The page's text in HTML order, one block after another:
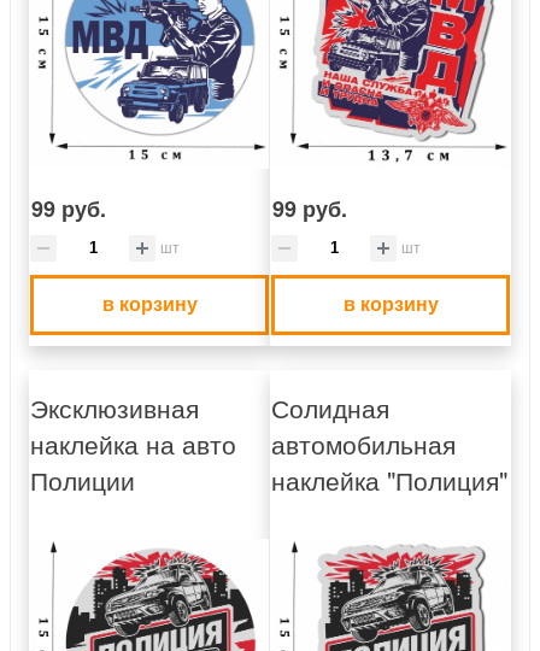
99 руб.
шт
в корзину
99 руб.
шт
в корзину
Эксклюзивная
наклейка на авто
Полиции
Солидная
автомобильная
наклейка "Полиция"